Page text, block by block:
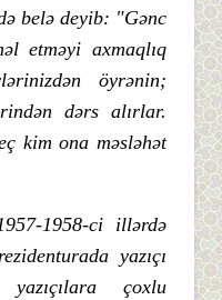
belə deyib: "Gənc
letməyi axmaqlıq
rinizdən öyrənin;
rindən dərs alırlar.
kimona məsləhət
1958-ci illərdə
rezidenturada yazıçı
yazıçılara çoxlu